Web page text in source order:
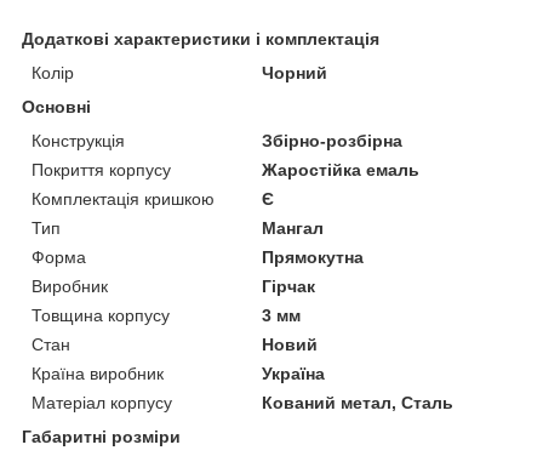
Додаткові характеристики і комплектація
Колір
Чорний
Основні
Конструкція
Збірно-розбірна
Покриття корпусу
Жаростійка емаль
Комплектація кришкою
Є
Тип
Мангал
Форма
Прямокутна
Виробник
Гірчак
Товщина корпусу
3 мм
Стан
Новий
Країна виробник
Україна
Матеріал корпусу
Кований метал, Сталь
Габаритні розміри